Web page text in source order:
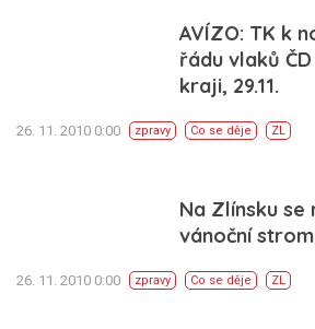
AVÍZO: TK k
řádu vlaků
kraji, 29.11.
26. 11. 2010 0:00 zpravy Co se děje ZL
Na Zlínsku
vánoční
26. 11. 2010 0:00 zpravy Co se děje ZL